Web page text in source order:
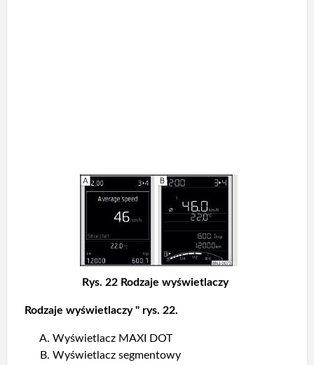
Rys. 22 Rodzaje wyświetlaczy
Rodzaje wyświetlaczy " rys. 22.
Wyświetlacz MAXI DOT
Wyświetlacz segmentowy